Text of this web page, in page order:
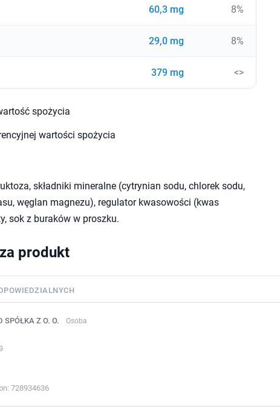
60,3 mg 8%
29,0 mg 8%
379 mg <>
spożycia
wartości spożycia
składniki mineralne (cytrynian sodu, chlorek sodu,
węglan magnezu), regulator kwasowości (kwas
sok z buraków w proszku.
produkt
SPÓŁKA Z O. O. Osoba
728934636